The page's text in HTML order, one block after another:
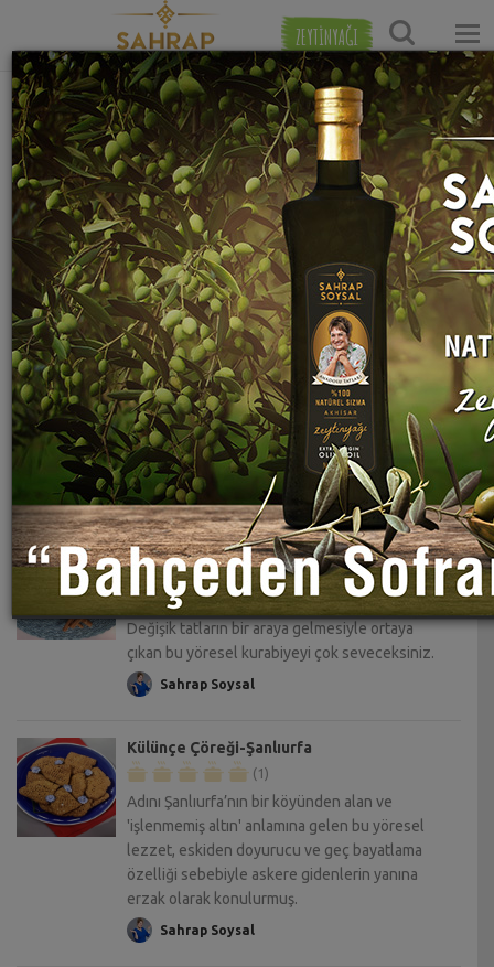
ZEYTİNYAĞI
Ana Sayfa Tatlı Tarifleri Kuru Pasta Tarifleri
Susamlı Göbeklitepe Kurabiyesi Tarifi– Şanlıurfa
(0)
Pekmez, çörek oyu, tarçın, karanfil, muskat...
Değişik tatların bir araya gelmesiyle ortaya
çıkan bu yöresel kurabiyeyi çok seveceksiniz.
Sahrap Soysal
Külünçe Çöreği-Şanlıurfa
(1)
Adını Şanlıurfa’nın bir köyünden alan ve
'işlenmemiş altın' anlamına gelen bu yöresel
lezzet, eskiden doyurucu ve geç bayatlama
özelliği sebebiyle askere gidenlerin yanına
erzak olarak konulurmuş.
Sahrap Soysal